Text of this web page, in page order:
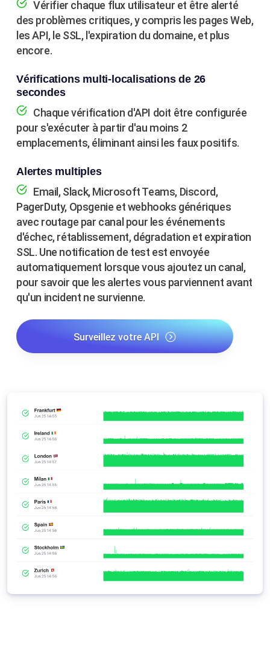
Vérifier chaque flux utilisateur et être alerté
des problèmes critiques, y compris les pages Web,
les API, le SSL, l'expiration du domaine, et plus
encore.
Vérifications multi-localisations de 26
secondes
Chaque vérification d'API doit être configurée
pour s'exécuter à partir d'au moins 2
emplacements, éliminant ainsi les faux positifs.
Alertes multiples
Email, Slack, Microsoft Teams, Discord,
PagerDuty, Opsgenie et webhooks génériques
avec routage par canal pour les événements
d'échec, rétablissement, dégradation et expiration
SSL. Une notification de test est envoyée
automatiquement lorsque vous ajoutez un canal,
pour savoir que les alertes vous parviennent avant
qu'un incident ne survienne.
Surveillez votre API